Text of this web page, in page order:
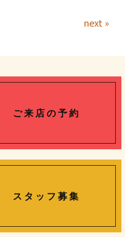
next »
ご 来 店 の 予 約
ス タ ッ フ 募 集